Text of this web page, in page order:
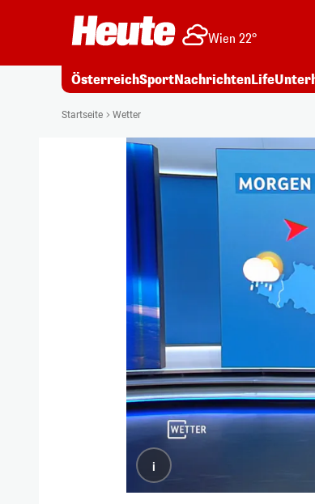
Wien 22°
ÖsterreichSportNachrichtenLife
Startseite Wetter
i